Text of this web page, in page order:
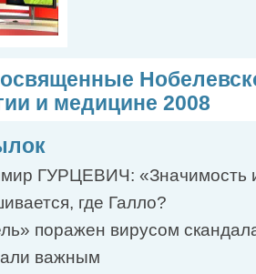
и медицине 2008
ГУРЦЕВИЧ: «Значимость
где Галло?
поражен вирусом
важным